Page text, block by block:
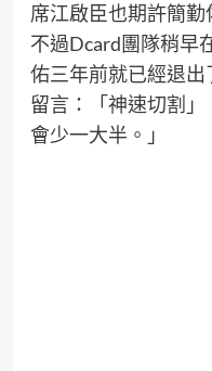
席江啟臣也期許簡勤
不過Dcard團隊稍早
佑三年前就已經退
留言：「神速切割
會少一大半。」